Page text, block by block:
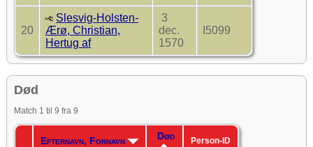
20
Slesvig-Holsten-
Ærø, Christian,
Hertug af
3
dec.
1570
I5099
Død
Match 1 til 9 fra 9
Efternavn, Fornavn Død Person-ID